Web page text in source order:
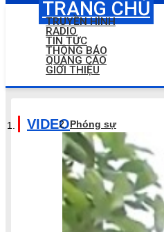
TRANG CHỦ
TRUYỀN HÌNH
RADIO
TIN TỨC
THÔNG BÁO
QUẢNG CÁO
GIỚI THIỆU
VIDEOPhóng sự